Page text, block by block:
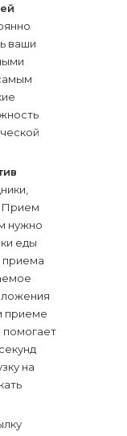
ваши
Прием
нужно
еды
приема
приеме
помогает
на